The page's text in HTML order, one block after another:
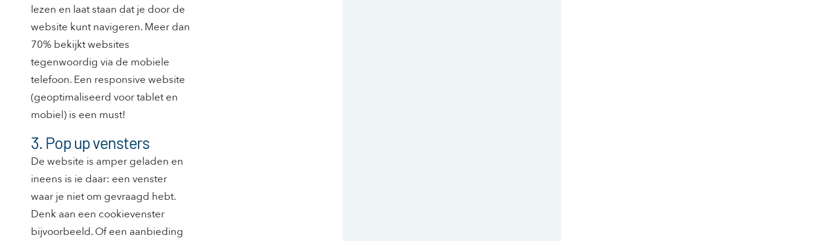
lezen en laat staan dat je door de
website kunt navigeren. Meer dan
70% bekijkt websites
tegenwoordig via de mobiele
telefoon. Een responsive website
(geoptimaliseerd voor tablet en
mobiel) is een must!
3. Pop up vensters
De website is amper geladen en
ineens is ie daar: een venster
waar je niet om gevraagd hebt.
Denk aan een cookievenster
bijvoorbeeld. Of een aanbieding